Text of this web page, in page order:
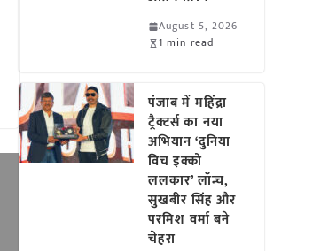
August 5, 2026
1 min read
पंजाब में महिंद्रा
ट्रैक्टर्स का नया
अभियान ‘दुनिया
विच इक्को
ललकार’ लॉन्च,
सुखबीर सिंह और
परमिश वर्मा बने
चेहरा